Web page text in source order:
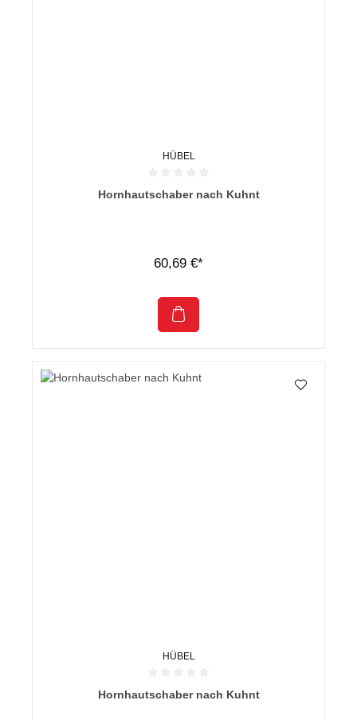
HÜBEL
Durchschnittliche Bewertung von 0 von 5 Sternen
Hornhautschaber nach Kuhnt
60,69 €*
HÜBEL
Durchschnittliche Bewertung von 0 von 5 Sternen
Hornhautschaber nach Kuhnt